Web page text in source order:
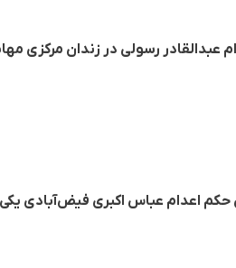
عبدالقادر رسولی در زندان مرکزی
حکم اعدام عباس اکبری فیض‌آبادی